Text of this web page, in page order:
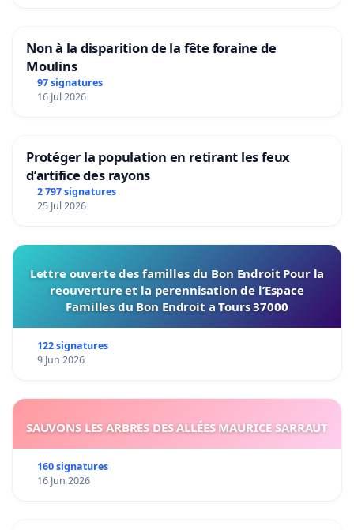
Non à la disparition de la fête foraine de
Moulins
97 signatures
16 Jul 2026
Protéger la population en retirant les feux
d’artifice des rayons
2 797 signatures
25 Jul 2026
Lettre ouverte des familles du Bon Endroit Pour la
reouverture et la perennisation de l’Espace
Familles du Bon Endroit a Tours 37000
122 signatures
9 Jun 2026
SAUVONS LES ARBRES DES ALLÉES MAURICE SARRAUT
160 signatures
16 Jun 2026